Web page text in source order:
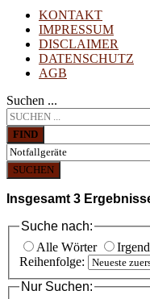
KONTAKT
IMPRESSUM
DISCLAIMER
DATENSCHUTZ
AGB
Suchen ...
FIND
SUCHEN
Insgesamt 3
Suche nach:
Alle Wörter
Reihenfolge:
Nur Suchen: